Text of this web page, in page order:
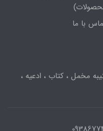
با ما
مخمل ، کتاب ، ادعیه ،